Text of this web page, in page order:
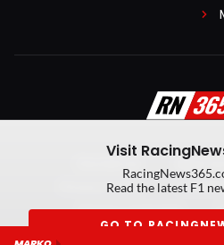
Privacy Policy
Privacy manager
Visit
Read the latest F1
GO TO